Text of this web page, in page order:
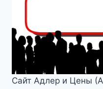
Сайт Адлер и Цены